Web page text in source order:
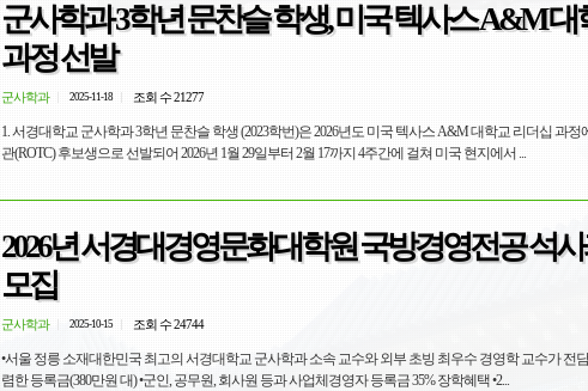
군사학과 3학년 문찬슬 학생, 미국 텍사스 A&M
과정 선발
군사학과 2025-11-18 조회 수 21277
1. 서경대학교 군사학과 3학년 문찬슬 학생 (2023학번)은 2026년도 미국 텍사스 A&M 대학교 리더십 과
관(ROTC) 후보생으로 선발되어 2026년 1월 29일부터 2월 17까지 4주간에 걸쳐 미국 현지에서 ...
2026년 서경대경영문화대학원 국방경영전공 석
모집
군사학과 2025-10-15 조회 수 24744
•서울 정릉 소재대한민국 최고의 서경대학교 군사학과 소속 교수와 외부 초빙 최우수 경영학 교수가 전담 강의 •타 대학에
렴한 등록금(380만원 대) •군인, 공무원, 회사원 등과 사업체경영자 등록금 35% 장학혜택 •2...